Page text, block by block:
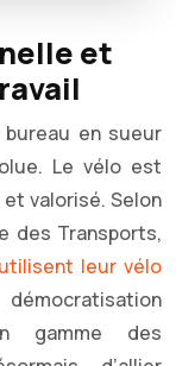
et
en sueur
Le vélo est
valorisé. Selon
des Transports,
leur vélo
gamme des